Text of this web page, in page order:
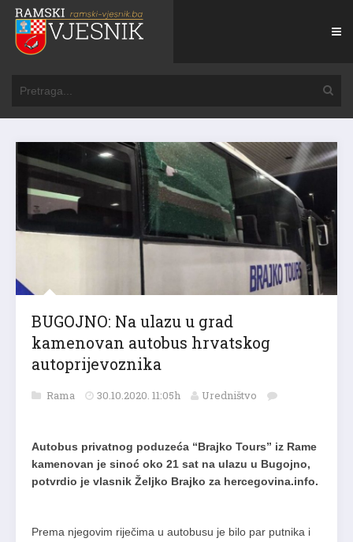
BUGOJNO: Na ulazu u grad
kamenovan autobus hrvatskog
autoprijevoznika
Rama 30.10.2020. 11:05h Uredništvo
Autobus privatnog poduzeća “Brajko Tours” iz Rame
kamenovan je sinoć oko 21 sat na ulazu u Bugojno,
potvrdio je vlasnik Željko Brajko za hercegovina.info.
Prema njegovim riječima u autobusu je bilo par putnika i